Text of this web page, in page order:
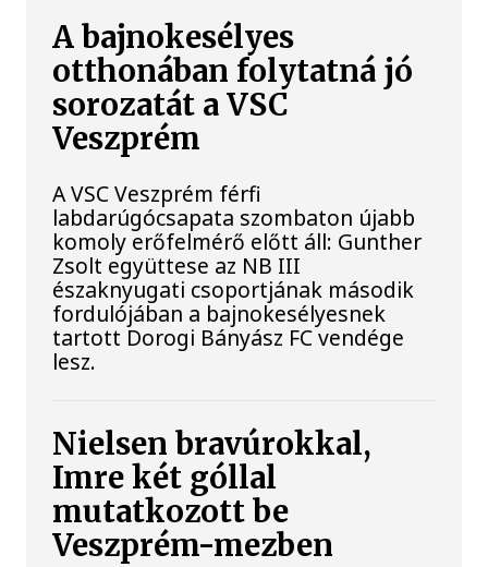
A bajnokesélyes
otthonában folytatná jó
sorozatát a VSC
Veszprém
A VSC Veszprém férfi
labdarúgócsapata szombaton újabb
komoly erőfelmérő előtt áll: Gunther
Zsolt együttese az NB III
északnyugati csoportjának második
fordulójában a bajnokesélyesnek
tartott Dorogi Bányász FC vendége
lesz.
Nielsen bravúrokkal,
Imre két góllal
mutatkozott be
Veszprém-mezben